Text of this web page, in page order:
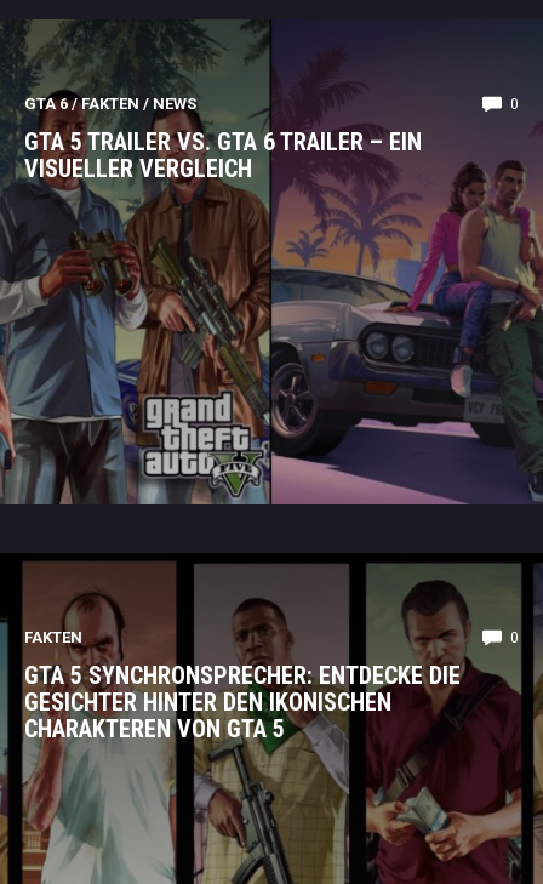
GTA 6/FAKTEN / NEWS 0
GTA 5 TRAILER VS. GTA 6 TRAILER – EIN
VISUELLER VERGLEICH
FAKTEN 0
GTA 5 SYNCHRONSPRECHER: ENTDECKE DIE
GESICHTER HINTER DEN IKONISCHEN
CHARAKTEREN VON GTA 5